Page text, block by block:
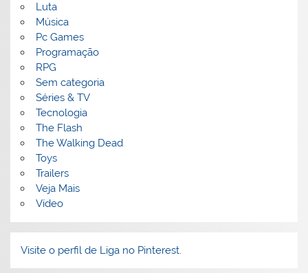
Luta
Música
Pc Games
Programação
RPG
Sem categoria
Séries & TV
Tecnologia
The Flash
The Walking Dead
Toys
Trailers
Veja Mais
Vídeo
Visite o perfil de Liga no Pinterest.